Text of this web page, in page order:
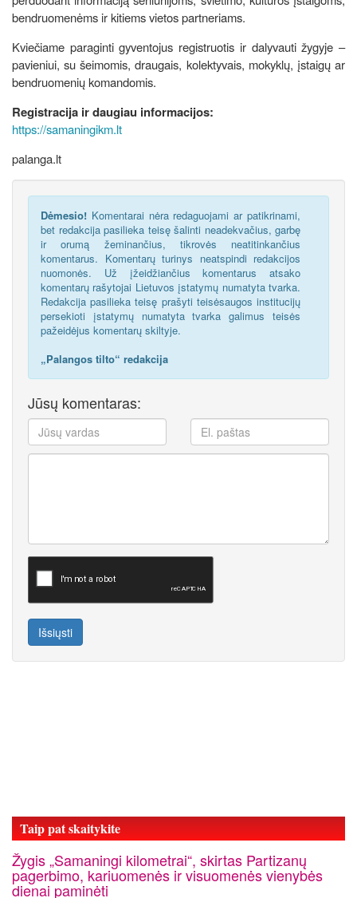
bendruomenėms ir kitiems vietos partneriams.
Kviečiame paraginti gyventojus registruotis ir dalyvauti žygyje –
pavieniui, su šeimomis, draugais, kolektyvais, mokyklų, įstaigų ar
bendruomenių komandomis.
Registracija ir daugiau informacijos:
https://samaningikm.lt
palanga.lt
Dėmesio! Komentarai nėra redaguojami ar patikrinami,
bet redakcija pasilieka teisę šalinti neadekvačius, garbę
ir orumą žeminančius, tikrovės neatitinkančius
komentarus. Komentarų turinys neatspindi redakcijos
nuomonės. Už įžeidžiančius komentarus atsako
komentarų rašytojai Lietuvos įstatymų numatyta tvarka.
Redakcija pasilieka teisę prašyti teisėsaugos institucijų
persekioti įstatymų numatyta tvarka galimus teisės
pažeidėjus komentarų skiltyje.
„Palangos tilto“ redakcija
Jūsų komentaras:
Išsiųsti
Taip pat skaitykite
Žygis „Samaningi kilometrai“, skirtas Partizanų
pagerbimo, kariuomenės ir visuomenės vienybės
dienai paminėti